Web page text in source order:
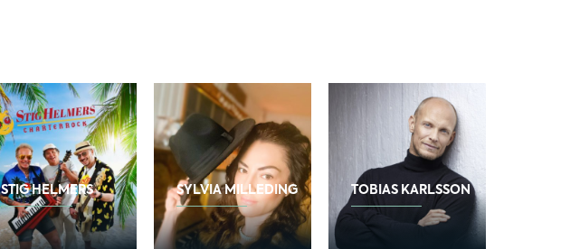
STIG HELMERS SYLVIA MILLEDING TOBIAS KARLSSON